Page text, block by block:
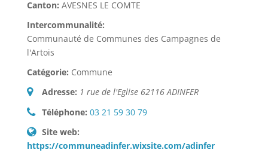
Canton: AVESNES LE COMTE
Intercommunalité:
Communauté de Communes des Campagnes de
l'Artois
Catégorie: Commune
Adresse: 1 rue de l'Eglise 62116 ADINFER
Téléphone: 03 21 59 30 79
Site web:
https://communeadinfer.wixsite.com/adinfer